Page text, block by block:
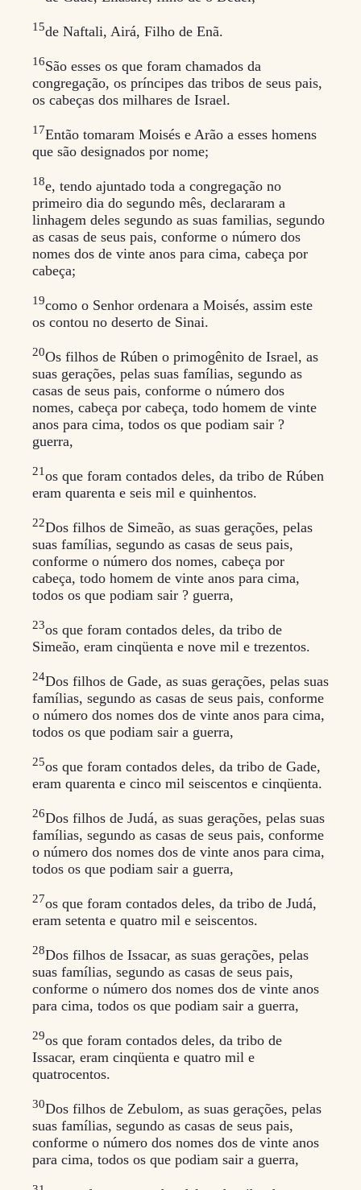
15de Naftali, Airá, Filho de Enã.
16São esses os que foram chamados da
congregação, os príncipes das tribos de seus pais,
os cabeças dos milhares de Israel.
17Então tomaram Moisés e Arão a esses homens
que são designados por nome;
18e, tendo ajuntado toda a congregação no
primeiro dia do segundo mês, declararam a
linhagem deles segundo as suas familias, segundo
as casas de seus pais, conforme o número dos
nomes dos de vinte anos para cima, cabeça por
cabeça;
19como o Senhor ordenara a Moisés, assim este
os contou no deserto de Sinai.
20Os filhos de Rúben o primogênito de Israel, as
suas gerações, pelas suas famílias, segundo as
casas de seus pais, conforme o número dos
nomes, cabeça por cabeça, todo homem de vinte
anos para cima, todos os que podiam sair ?
guerra,
21os que foram contados deles, da tribo de Rúben
eram quarenta e seis mil e quinhentos.
22Dos filhos de Simeão, as suas gerações, pelas
suas famílias, segundo as casas de seus pais,
conforme o número dos nomes, cabeça por
cabeça, todo homem de vinte anos para cima,
todos os que podiam sair ? guerra,
23os que foram contados deles, da tribo de
Simeão, eram cinqüenta e nove mil e trezentos.
24Dos filhos de Gade, as suas gerações, pelas suas
famílias, segundo as casas de seus pais, conforme
o número dos nomes dos de vinte anos para cima,
todos os que podiam sair a guerra,
25os que foram contados deles, da tribo de Gade,
eram quarenta e cinco mil seiscentos e cinqüenta.
26Dos filhos de Judá, as suas gerações, pelas suas
famílias, segundo as casas de seus pais, conforme
o número dos nomes dos de vinte anos para cima,
todos os que podiam sair a guerra,
27os que foram contados deles, da tribo de Judá,
eram setenta e quatro mil e seiscentos.
28Dos filhos de Issacar, as suas gerações, pelas
suas famílias, segundo as casas de seus pais,
conforme o número dos nomes dos de vinte anos
para cima, todos os que podiam sair a guerra,
29os que foram contados deles, da tribo de
Issacar, eram cinqüenta e quatro mil e
quatrocentos.
30Dos filhos de Zebulom, as suas gerações, pelas
suas famílias, segundo as casas de seus pais,
conforme o número dos nomes dos de vinte anos
para cima, todos os que podiam sair a guerra,